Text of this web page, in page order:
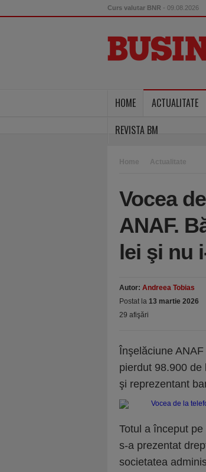
Curs valutar BNR - 09.08.2026
HOME ACTUALITATE
REVISTA BM
Home Actualitate
Vocea
ANAF.
lei şi nu
Autor: Andreea Tobias
Postat la 13 martie 2026
29 afişări
Înşelăciune
pierdut 98.900 de
şi reprezentant
Totul a început
s-a prezentat
societatea